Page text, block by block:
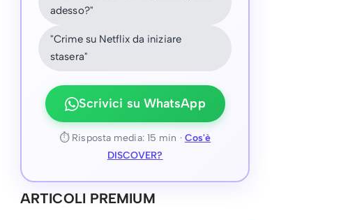
adesso?"
"Crime su Netflix da iniziare
stasera"
Scrivici su WhatsApp
⏱ Risposta media: 15 min · Cos'è
DISCOVER?
ARTICOLI PREMIUM